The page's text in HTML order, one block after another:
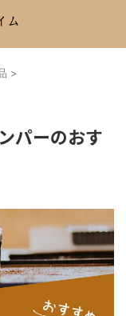
>
パーのおす